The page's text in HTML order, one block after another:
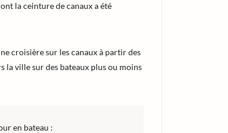
la ceinture de canaux a été
croisière sur les canaux à partir des
la ville sur des bateaux plus ou moins
en bateau :